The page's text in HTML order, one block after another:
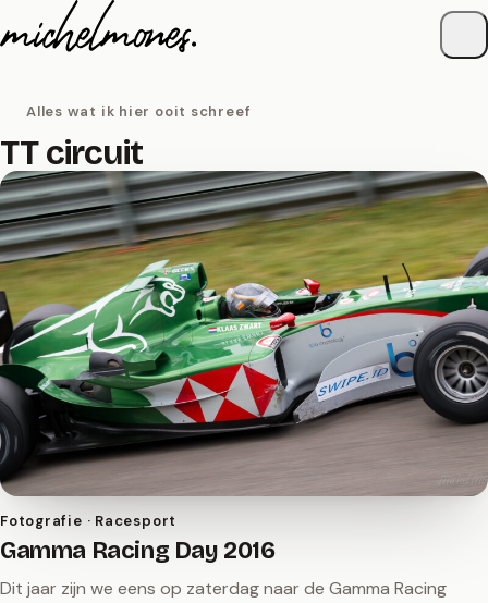
Naar de inhoud
Alles wat ik hier ooit schreef
TT circuit
Fotografie · Racesport
Gamma Racing Day 2016
Dit jaar zijn we eens op zaterdag naar de Gamma Racing